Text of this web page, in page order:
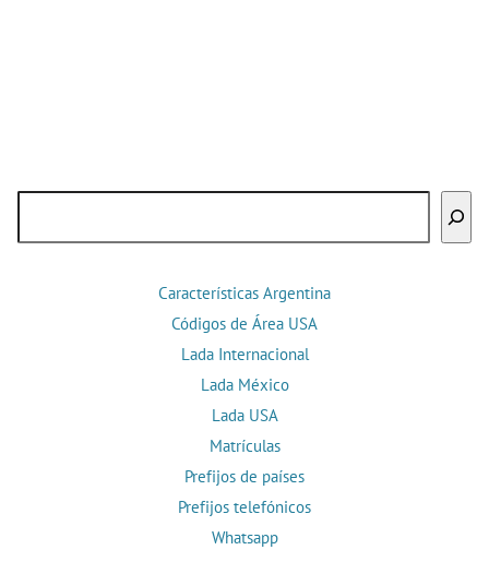
Características Argentina
Códigos de Área USA
Lada Internacional
Lada México
Lada USA
Matrículas
Prefijos de países
Prefijos telefónicos
Whatsapp